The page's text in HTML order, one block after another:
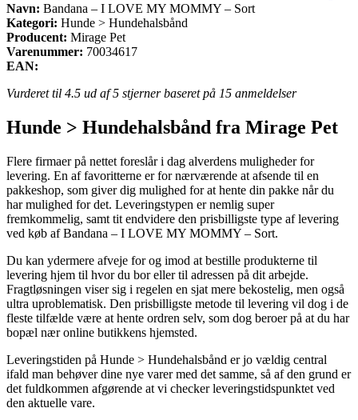
Navn: Bandana – I LOVE MY MOMMY – Sort
Kategori: Hunde > Hundehalsbånd
Producent: Mirage Pet
Varenummer: 70034617
EAN:
Vurderet til 4.5 ud af 5 stjerner baseret på 15 anmeldelser
Hunde > Hundehalsbånd fra Mirage Pet
Flere firmaer på nettet foreslår i dag alverdens muligheder for
levering. En af favoritterne er for nærværende at afsende til en
pakkeshop, som giver dig mulighed for at hente din pakke når du
har mulighed for det. Leveringstypen er nemlig super
fremkommelig, samt tit endvidere den prisbilligste type af levering
ved køb af Bandana – I LOVE MY MOMMY – Sort.
Du kan ydermere afveje for og imod at bestille produkterne til
levering hjem til hvor du bor eller til adressen på dit arbejde.
Fragtløsningen viser sig i regelen en sjat mere bekostelig, men også
ultra uproblematisk. Den prisbilligste metode til levering vil dog i de
fleste tilfælde være at hente ordren selv, som dog beroer på at du har
bopæl nær online butikkens hjemsted.
Leveringstiden på Hunde > Hundehalsbånd er jo vældig central
ifald man behøver dine nye varer med det samme, så af den grund er
det fuldkommen afgørende at vi checker leveringstidspunktet ved
den aktuelle vare.